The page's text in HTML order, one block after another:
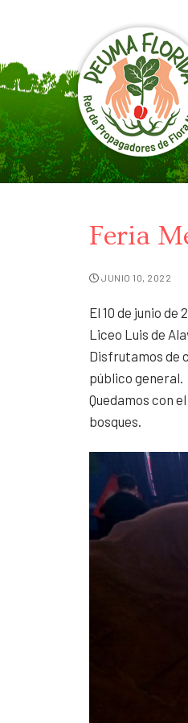
Feria
JUNIO 10, 2022
El 10 de junio
Liceo Luis de
Disfrutamos de
público general.
Quedamos con
bosques.